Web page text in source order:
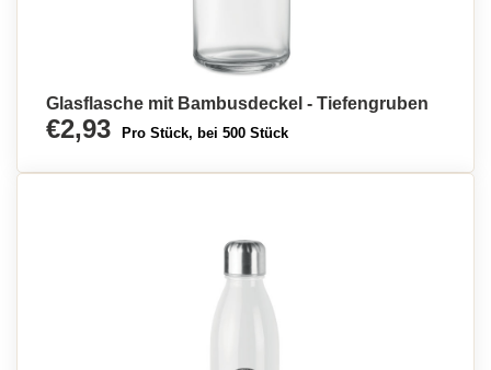
Glasflasche mit Bambusdeckel - Tiefengruben
€2,93 Pro Stück, bei 500 Stück